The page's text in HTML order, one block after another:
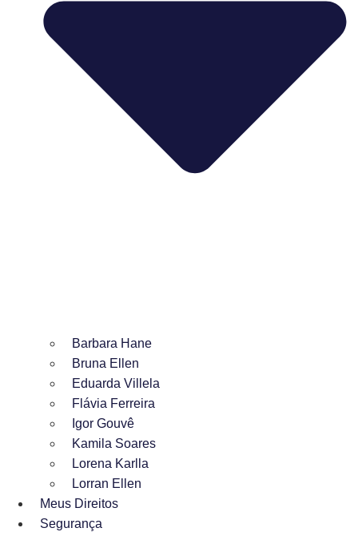
Barbara Hane
Bruna Ellen
Eduarda Villela
Flávia Ferreira
Igor Gouvê
Kamila Soares
Lorena Karlla
Lorran Ellen
Meus Direitos
Segurança